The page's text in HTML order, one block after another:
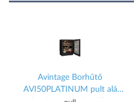
Avintage Borhűtő
AVI50PLATINUM pult alá